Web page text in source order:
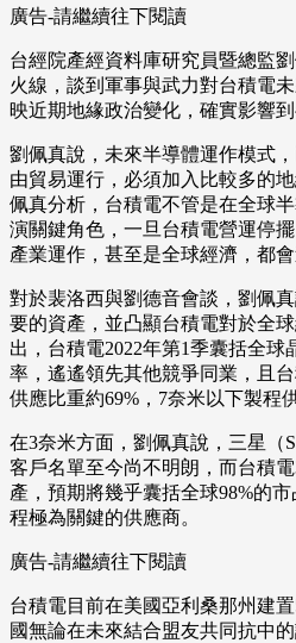
廣告-請繼續往下閱讀
台經院產經資料庫研究員暨總監
火線，談到軍事與武力對台積電
映近期地緣政治變化，確實影響
劉佩真說，未來半導體運作模式
由貿易運行，必須加入比較多的
佩真分析，台積電不管是在全球
演關鍵角色，一旦台積電營運停
產業運作，甚至是全球經濟，都會
對於裴洛西與劉德音會談，劉佩
要的資產，並凸顯台積電對於全
出，台積電2022年第1季囊括全球
率，遙遙領先其他競爭同業，且
供應比重約69%，7奈米以下製程
在3奈米方面，劉佩真說，三星（
客戶名單至今尚不明朗，而台積
產，預期將幾乎囊括全球98%的
程極為關鍵的供應商。
廣告-請繼續往下閱讀
台積電目前在美國亞利桑那州建
國無論在未來結合盟友共同抗中